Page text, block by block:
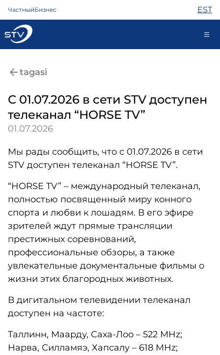
ЧастныйБизнес EST
Интернет
ТВ
Телефон
Помощь
Магазин
Контакты
tagasi
С 01.07.2026 в сети STV доступен
телеканал “HORSE TV”
01.07.2026
Мы рады сообщить, что с 01.07.2026 в сети
STV доступен телеканал “HORSE TV”.
“HORSE TV” – международный телеканал,
полностью посвященный миру конного
спорта и любви к лошадям. В его эфире
зрителей ждут прямые трансляции
престижных соревнований,
профессиональные обзоры, а также
увлекательные документальные фильмы о
жизни этих благородных животных.
В дигитальном телевидении телеканал
доступен на частоте:
Таллинн, Маарду, Саха-Лоо – 522 MHz;
Нарва, Силламяэ, Хапсалу – 618 MHz;